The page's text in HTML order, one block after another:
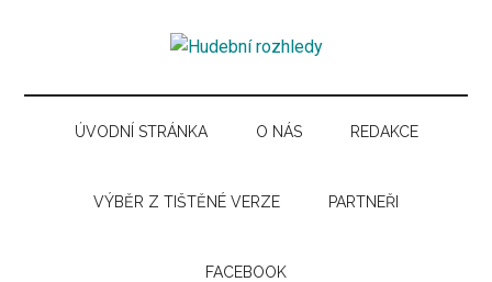
content
menu
sidebar
sidebar
Hudební
rozhledy
pro
hudebníÚVODNÍ STRÁNKA O NÁS REDAKCE
VÝBĚR Z TIŠTĚNÉ VERZE PARTNEŘI
FACEBOOK